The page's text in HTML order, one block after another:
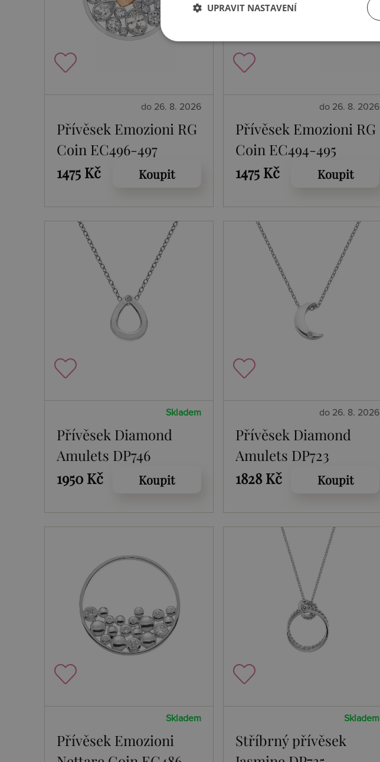
do 26. 8. 2026
Přívěsek Emozioni RG
Coin EC496-497
1475 Kč
Koupit
do 26. 8. 2026
Přívěsek Emozioni RG
Coin EC494-495
1475 Kč
Koupit
Skladem
Přívěsek Diamond
Amulets DP746
1950 Kč
Koupit
do 26. 8. 2026
Přívěsek Diamond
Amulets DP723
1828 Kč
Koupit
Skladem
Přívěsek Emozioni
Skladem
Stříbrný přívěsek
UPRAVIT NASTAVENÍ